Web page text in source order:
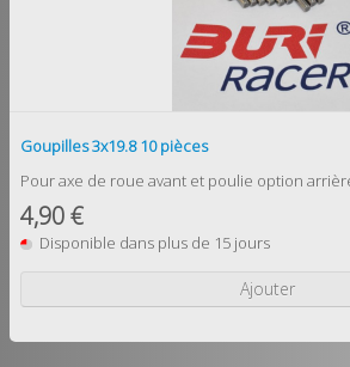
Goupilles 3x19.8 10 pièces
Pour axe de roue avant et poulie option
4,90 €
Disponible dans plus de 15 jours
Ajouter